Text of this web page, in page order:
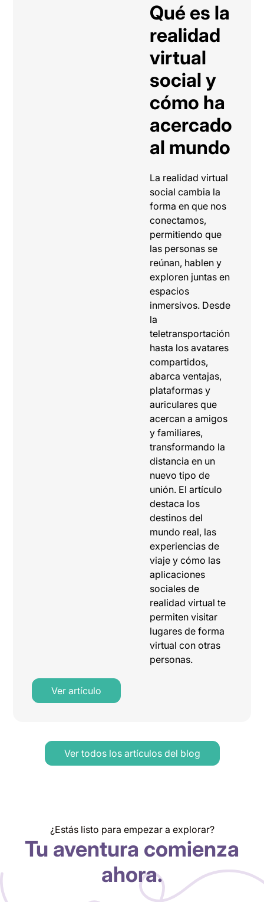
Qué es la
realidad
virtual
social y
cómo ha
acercado
al mundo
La realidad virtual
social cambia la
forma en que nos
conectamos,
permitiendo que
las personas se
reúnan, hablen y
exploren juntas en
espacios
inmersivos. Desde
la
teletransportación
hasta los avatares
compartidos,
abarca ventajas,
plataformas y
auriculares que
acercan a amigos
y familiares,
transformando la
distancia en un
nuevo tipo de
unión. El artículo
destaca los
destinos del
mundo real, las
experiencias de
viaje y cómo las
aplicaciones
sociales de
realidad virtual te
permiten visitar
lugares de forma
virtual con otras
personas.
Ver artículo
Ver todos los artículos del blog
¿Estás listo para empezar a explorar?
Tu aventura comienza
ahora.